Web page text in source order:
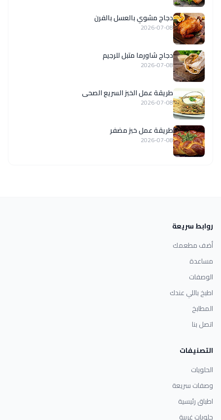
دجاج مشوي بالعسل بالفرن
2026-07-08
دجاج شاورما متبل للرجيم
2026-07-08
طريقة عمل الخبز السريع الصحى
2026-07-08
طريقة عمل خبز مضفر
2026-07-08
روابط سريعة
أضف مطعمك
مساعدة
الوصفات
اطبخ باللي عندك
المطابخ
اتصل بنا
التصنيفات
الحلويات
وصفات سريعة
اطباق رئيسية
حلويات غربية